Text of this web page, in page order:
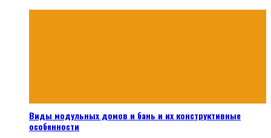
Виды модульных домов и бань и их конструктивные
особенности